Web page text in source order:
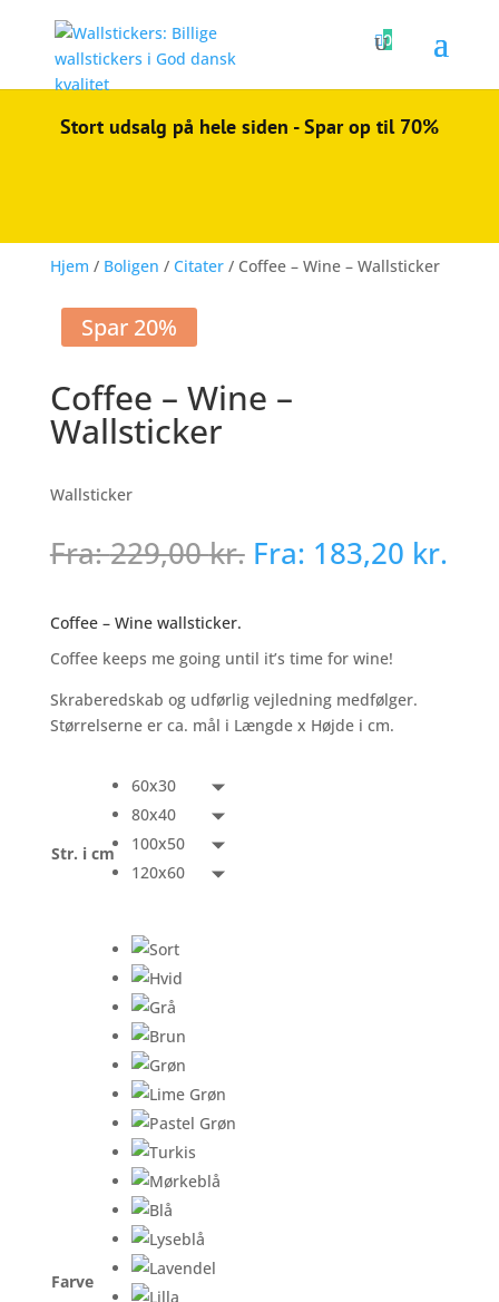
0
Stort udsalg på hele siden - Spar op til 70%
Hjem / Boligen / Citater/ Coffee – Wine – Wallsticker
Spar 20%
Coffee – Wine –
Wallsticker
Wallsticker
Fra:229,00kr. Fra: 183,20 kr.
Coffee – Wine wallsticker.
Coffee keeps me going until it’s time for wine!
Skraberedskab og udførlig vejledning medfølger.
Størrelserne er ca. mål i Længde x Højde i cm.
Str. i cm
60x30
80x40
100x50
120x60
Farve